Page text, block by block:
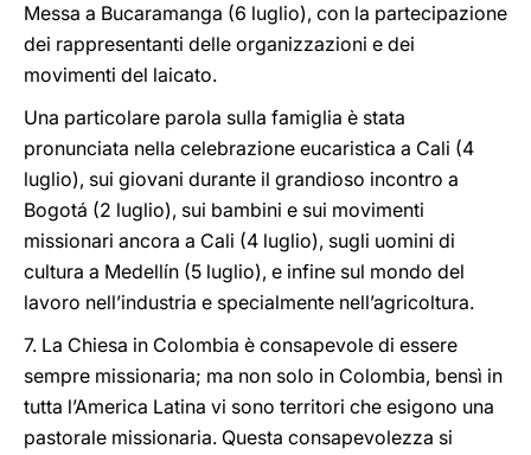
Messa a Bucaramanga (6 luglio), con la partecipazione
dei rappresentanti delle organizzazioni e dei
movimenti del laicato.
Una particolare parola sulla famiglia è stata
pronunciata nella celebrazione eucaristica a Cali (4
luglio), sui giovani durante il grandioso incontro a
Bogotá (2 luglio), sui bambini e sui movimenti
missionari ancora a Cali (4 luglio), sugli uomini di
cultura a Medellín (5 luglio), e infine sul mondo del
lavoro nell’industria e specialmente nell’agricoltura.
7. La Chiesa in Colombia è consapevole di essere
sempre missionaria; ma non solo in Colombia, bensì in
tutta l’America Latina vi sono territori che esigono una
pastorale missionaria. Questa consapevolezza si